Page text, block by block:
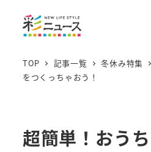
TOP 記事一覧 冬休み特集
をつくっちゃおう！
超簡単！おう